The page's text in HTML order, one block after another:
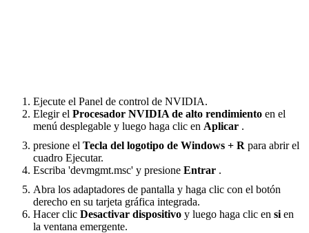
Ejecute el Panel de control de NVIDIA.
Elegir el Procesador NVIDIA de alto rendimiento en el
menú desplegable y luego haga clic en Aplicar .
presione el Tecla del logotipo de Windows + R para abrir el
cuadro Ejecutar.
Escriba 'devmgmt.msc' y presione Entrar .
Abra los adaptadores de pantalla y haga clic con el botón
derecho en su tarjeta gráfica integrada.
Hacer clic Desactivar dispositivo y luego haga clic en si en
la ventana emergente.